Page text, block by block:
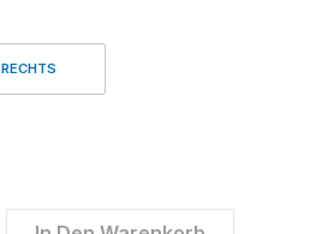
RECHTS